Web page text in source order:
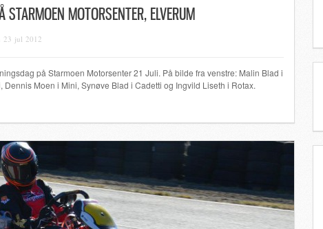
STARMOEN MOTORSENTER, ELVERUM
23 jul 2012
på Starmoen Motorsenter 21 Juli. På bilde fra venstre: Malin Blad i
Dennis Moen i Mini, Synøve Blad i Cadetti og Ingvild Liseth i Rotax.